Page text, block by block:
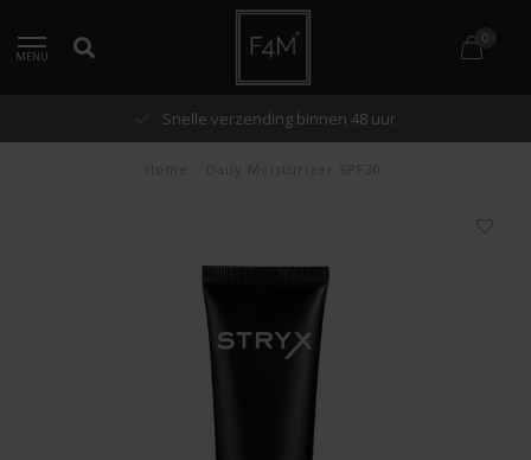
MENU
0
Snelle verzending binnen 48 uur